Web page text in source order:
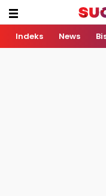
Indeks News